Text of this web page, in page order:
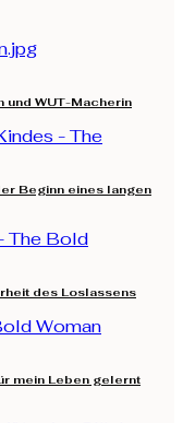
und WUT-Macherin
Beginn eines langen
des Loslassens
mein Leben gelernt